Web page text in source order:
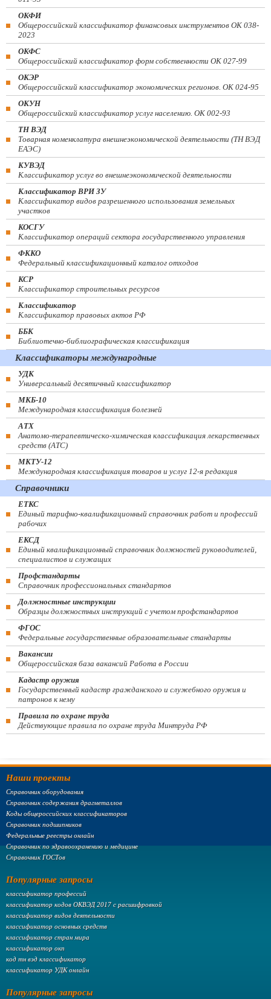
ОКФИ
Общероссийский классификатор финансовых инструментов OK 038-
2023
ОКФС
Общероссийский классификатор форм собственности ОК 027-99
ОКЭР
Общероссийский классификатор экономических регионов. ОК 024-95
ОКУН
Общероссийский классификатор услуг населению. ОК 002-93
ТН ВЭД
Товарная номенклатура внешнеэкономической деятельности (ТН ВЭД
ЕАЭС)
КУВЭД
Классификатор услуг во внешнеэкономической деятельности
Классификатор ВРИ ЗУ
Классификатор видов разрешенного использования земельных
участков
КОСГУ
Классификатор операций сектора государственного управления
ФККО
Федеральный классификационный каталог отходов
КСР
Классификатор строительных ресурсов
Классификатор
Классификатор правовых актов РФ
ББК
Библиотечно-библиографическая классификация
Классификаторы международные
УДК
Универсальный десятичный классификатор
МКБ-10
Международная классификация болезней
АТХ
Анатомо-терапевтическо-химическая классификация лекарственных
средств (ATC)
МКТУ-12
Международная классификация товаров и услуг 12-я редакция
Справочники
ЕТКС
Единый тарифно-квалификационный справочник работ и профессий
рабочих
ЕКСД
Единый квалификационный справочник должностей руководителей,
специалистов и служащих
Профстандарты
Справочник профессиональных стандартов
Должностные инструкции
Образцы должностных инструкций с учетом профстандартов
ФГОС
Федеральные государственные образовательные стандарты
Вакансии
Общероссийская база вакансий Работа в России
Кадастр оружия
Государственный кадастр гражданского и служебного оружия и
патронов к нему
Правила по охране труда
Действующие правила по охране труда Минтруда РФ
Наши проекты
Справочник оборудования
Справочник содержания драгметаллов
Коды общероссийских классификаторов
Справочник подшипников
Федеральные реестры онлайн
Справочник по здравоохранению и медицине
Справочник ГОСТов
Популярные запросы
классификатор профессий
классификатор кодов ОКВЭД 2017 с расшифровкой
классификатор видов деятельности
классификатор основных средств
классификатор стран мира
классификатор окп
код тн вэд классификатор
классификатор УДК онлайн
Популярные запросы